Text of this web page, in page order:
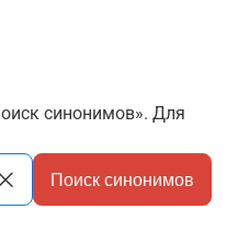
синонимов». Для
Поиск синонимов